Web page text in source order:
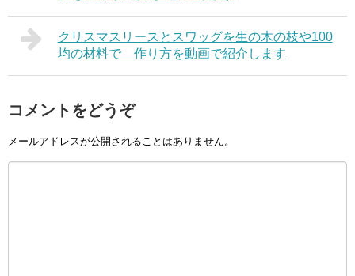
クリスマスリースとスワッグを生の木の枝や100
均の材料で 作り方を動画で紹介します
コメントをどうぞ
メールアドレスが公開されることはありません。